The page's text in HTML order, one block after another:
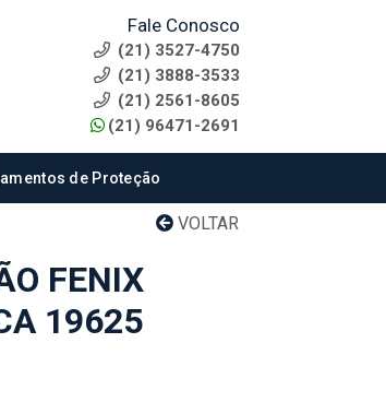
Fale Conosco
(21) 3527-4750
(21) 3888-3533
(21) 2561-8605
(21) 96471-2691
de Proteção
VOLTAR
FENIX
19625